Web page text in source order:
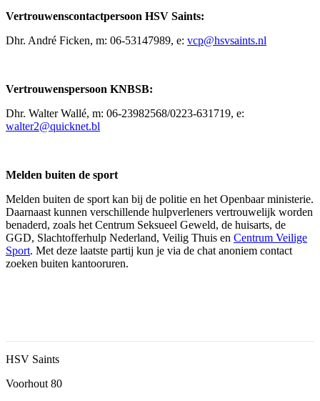
Vertrouwenscontactpersoon HSV Saints:
Dhr. André Ficken, m: 06-53147989, e: vcp@hsvsaints.nl
Vertrouwenspersoon KNBSB:
Dhr. Walter Wallé, m: 06-23982568/0223-631719, e:
walter2@quicknet.bl
Melden buiten de sport
Melden buiten de sport kan bij de politie en het Openbaar ministerie.
Daarnaast kunnen verschillende hulpverleners vertrouwelijk worden
benaderd, zoals het Centrum Seksueel Geweld, de huisarts, de
GGD, Slachtofferhulp Nederland, Veilig Thuis en Centrum Veilige
Sport. Met deze laatste partij kun je via de chat anoniem contact
zoeken buiten kantooruren.
HSV Saints
Voorhout 80